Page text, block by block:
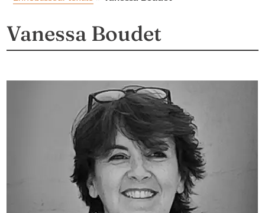
Vanessa Boudet